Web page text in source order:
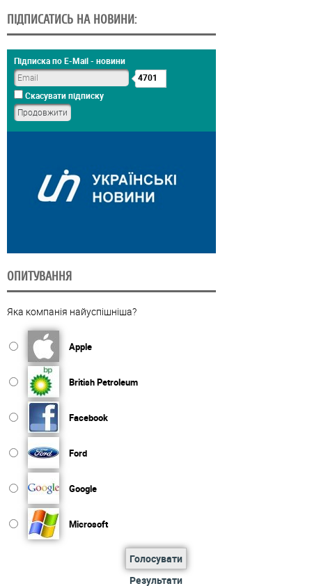
ПІДПИСАТИСЬ НА НОВИНИ:
Підписка по E-Mail - новини
4701
Скасувати підписку
ОПИТУВАННЯ
Яка компанія найуспішніша?
Apple
British Petroleum
Facebook
Ford
Google
Microsoft
Голосувати
Результати